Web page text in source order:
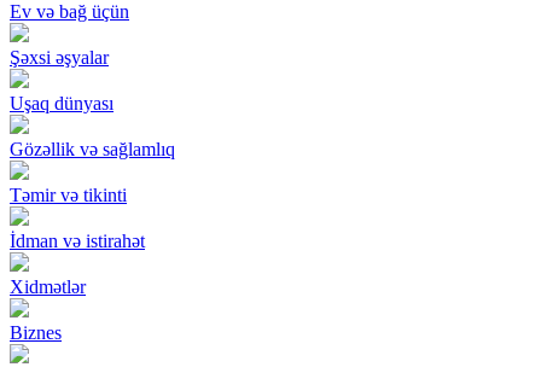
Ev və bağ üçün
Şəxsi əşyalar
Uşaq dünyası
Gözəllik və sağlamlıq
Təmir və tikinti
İdman və istirahət
Xidmətlər
Biznes